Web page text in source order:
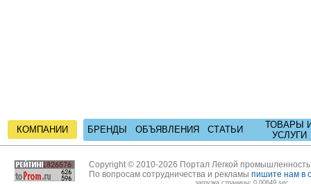
КОМПАНИИ БРЕНДЫ ОБЪЯВЛЕНИЯ СТАТЬИ
ТОВАРЫ
УСЛУГИ
Copyright © 2010-2026 Портал Легкой
По вопросам сотрудничества и рекламы пишите нам в